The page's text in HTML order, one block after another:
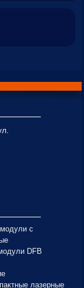
с
DFB
лазерные